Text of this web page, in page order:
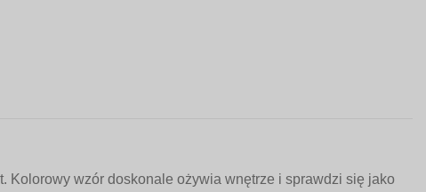
Kolorowy wzór doskonale ożywia wnętrze i sprawdzi się jako